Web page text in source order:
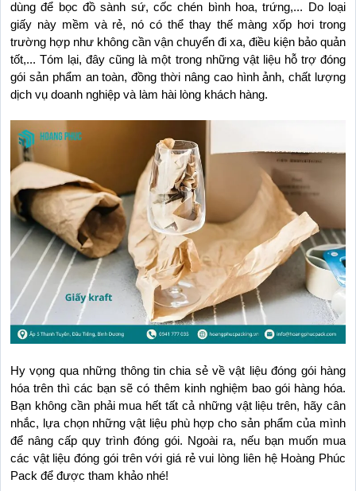
dùng để bọc đồ sành sứ, cốc chén bình hoa, trứng,... Do loại
giấy này mềm và rẻ, nó có thể thay thế màng xốp hơi trong
trường hợp như không cần vận chuyển đi xa, điều kiện bảo quản
tốt,... Tóm lại, đây cũng là một trong những vật liệu hỗ trợ đóng
gói sản phẩm an toàn, đồng thời nâng cao hình ảnh, chất lượng
dịch vụ doanh nghiệp và làm hài lòng khách hàng.
Hy vọng qua những thông tin chia sẻ về vật liệu đóng gói hàng
hóa trên thì các bạn sẽ có thêm kinh nghiệm bao gói hàng hóa.
Bạn không cần phải mua hết tất cả những vật liệu trên, hãy cân
nhắc, lựa chọn những vật liệu phù hợp cho sản phẩm của mình
để nâng cấp quy trình đóng gói. Ngoài ra, nếu bạn muốn mua
các vật liệu đóng gói trên với giá rẻ vui lòng liên hệ Hoàng Phúc
Pack để được tham khảo nhé!